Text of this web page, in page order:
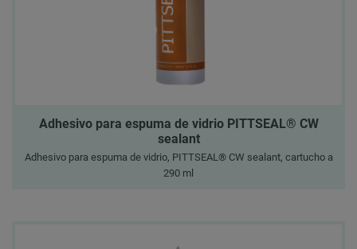
Adhesivo para espuma de vidrio PITTSEAL® CW
sealant
Adhesivo para espuma de vidrio, PITTSEAL® CW sealant, cartucho a
290 ml